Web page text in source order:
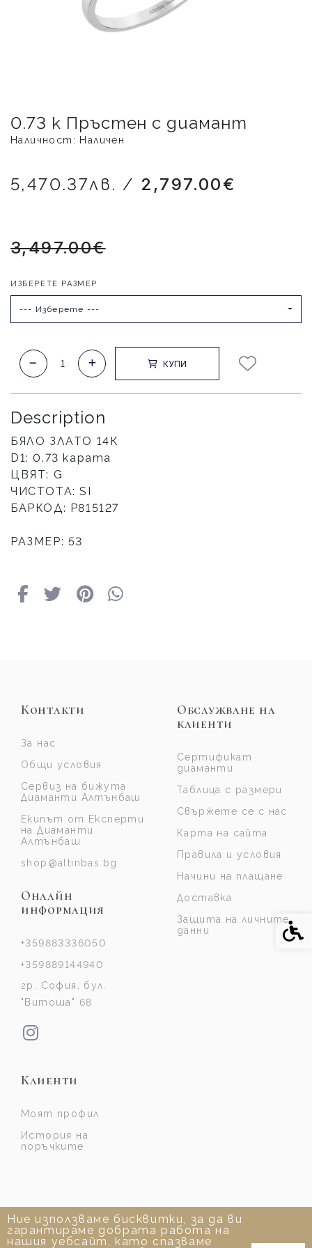
0.73 к Пръстен с диамант
Наличност: Наличен
5,470.37лв. / 2,797.00€
3,497.00€
ИЗБЕРЕТЕ РАЗМЕР
--- Изберете ---
КУПИ
Description
БЯЛО ЗЛАТО 14К
D1: 0.73 карата
ЦВЯТ: G
ЧИСТОТА: SI
БАРКОД: Р815127
РАЗМЕР: 53
Ние използваме бисквитки, за да ви
гарантираме добрата работа на
нашия уебсайт, като спазваме
Контакти
За нас
Общи условия
Сервиз на бижута
Диаманти Алтънбаш
Екипът от Експерти
на Диаманти
Алтънбаш
shop@altinbas.bg
Онлайн
информация
+359883336050
+359889144940
гр. София, бул.
"Витоша" 68
Обслужване на
клиенти
Сертификат
диаманти
Таблица с размери
Свържете се с нас
Карта на сайта
Правила и условия
Начини на плащане
Доставка
Защита на личните
данни
Клиенти
Моят профил
История на
поръчките